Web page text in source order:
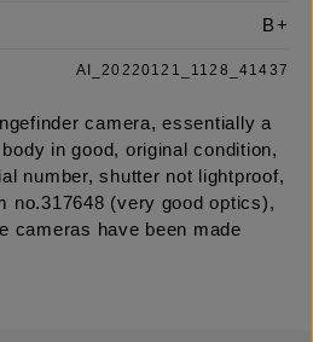
B+
AI_20220121_1128_41437
camera, essentially a
in good, original condition,
number, shutter not lightproof,
no.317648 (very good optics),
cameras have been made